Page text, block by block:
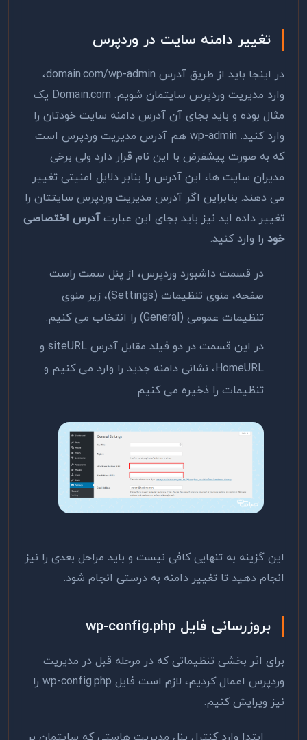
تغییر دامنه سایت در وردپرس
در اینجا باید از طریق آدرس domain.com/wp-admin،
وارد مدیریت وردپرس سایتمان شویم. Domain.com یک
مثال بوده و باید بجای آن آدرس دامنه سایت خودتان را
وارد کنید. wp-admin هم آدرس مدیریت وردپرس است
که به صورت پیشفرض با این نام قرار دارد ولی برخی
مدیران سایت ها، این آدرس را بنابر دلایل امنیتی تغییر
می دهند. بنابراین اگر آدرس مدیریت وردپرس سایتتان را
تغییر داده اید نیز باید بجای این عبارتآدرس اختصاصی
خود را وارد کنید.
در قسمت داشبورد وردپرس، از پنل سمت راست
صفحه، منوی تنظیمات (Settings)، زیر منوی
تنظیمات عمومی (General) را انتخاب می کنیم.
در این قسمت در دو فیلد مقابل آدرس siteURL و
HomeURL، نشانی دامنه جدید را وارد می کنیم و
تنظیمات را ذخیره می کنیم.
این گزینه به تنهایی کافی نیست و باید مراحل بعدی را نیز
انجام دهید تا تغییر دامنه به درستی انجام شود.
بروزرسانی فایل wp-config.php
برای اثر بخشی تنظیماتی که در مرحله قبل در مدیریت
وردپرس اعمال کردیم، لازم است فایل wp-config.php را
نیز ویرایش کنیم.